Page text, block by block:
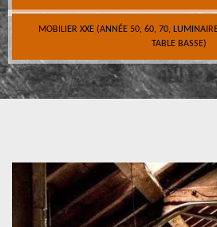
MOBILIER XXE (ANNÉE 50, 60, 70,
TABLE BASSE)